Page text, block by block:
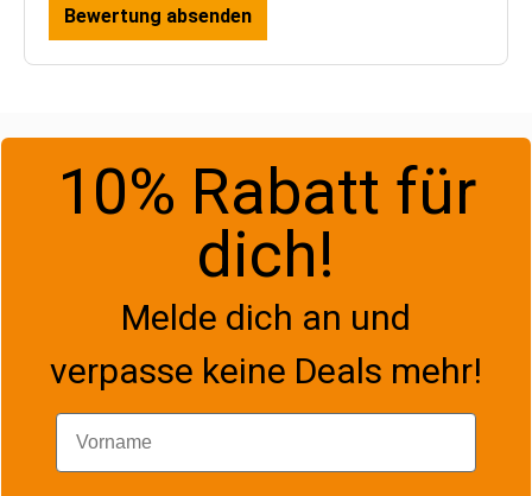
Bewertung absenden
10% Rabatt für
dich!
Melde dich an und
verpasse keine Deals mehr!
Vorname